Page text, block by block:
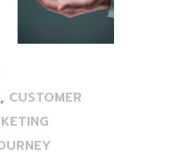
, CUSTOMER